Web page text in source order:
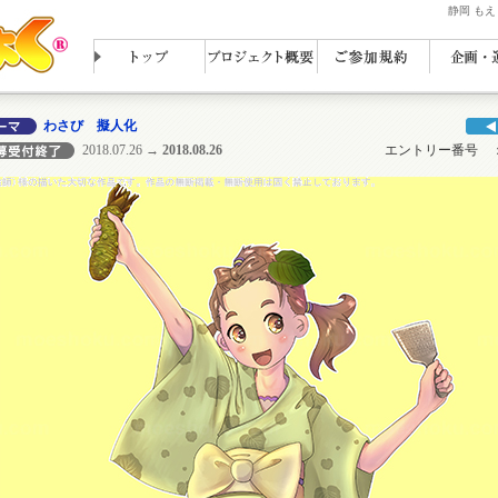
静岡 もえ
わさび 擬人化
2018.07.26 → 2018.08.26 エントリー番号